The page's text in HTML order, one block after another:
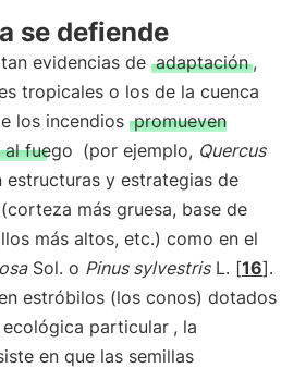
se defiende
evidencias de adaptación ,
tropicales o los de la cuenca
los incendios promueven
al fuego (por ejemplo, Quercus
y estrategias de
más gruesa, base de
más altos, etc.) como en el
Sol. o Pinus sylvestrisL. [16].
estróbilos (los conos) dotados
particular , la
en que las semillas